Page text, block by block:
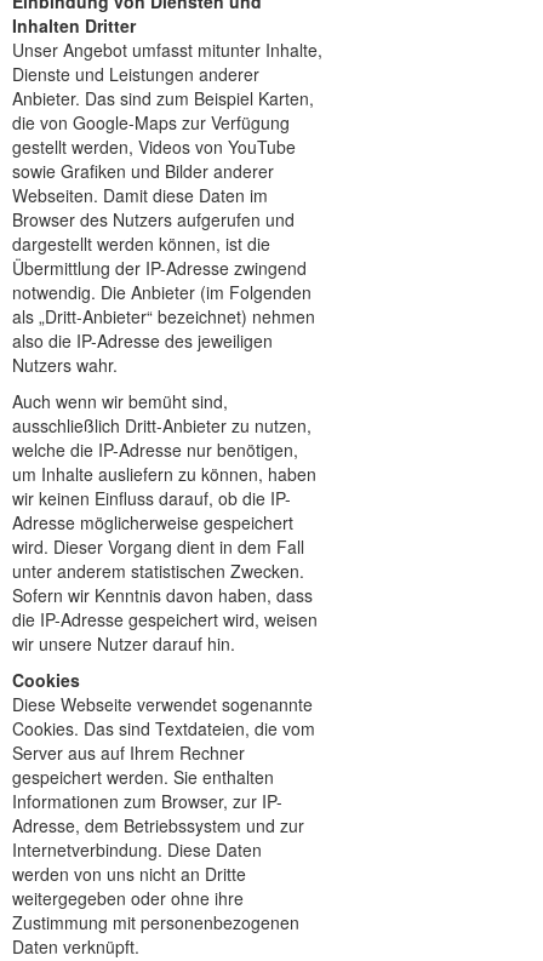
Inhalten Dritter
Unser Angebot umfasst mitunter Inhalte,
Dienste und Leistungen anderer
Anbieter. Das sind zum Beispiel Karten,
die von Google-Maps zur Verfügung
gestellt werden, Videos von YouTube
sowie Grafiken und Bilder anderer
Webseiten. Damit diese Daten im
Browser des Nutzers aufgerufen und
dargestellt werden können, ist die
Übermittlung der IP-Adresse zwingend
notwendig. Die Anbieter (im Folgenden
als „Dritt-Anbieter“ bezeichnet) nehmen
also die IP-Adresse des jeweiligen
Nutzers wahr.
Auch wenn wir bemüht sind,
ausschließlich Dritt-Anbieter zu nutzen,
welche die IP-Adresse nur benötigen,
um Inhalte ausliefern zu können, haben
wir keinen Einfluss darauf, ob die IP-
Adresse möglicherweise gespeichert
wird. Dieser Vorgang dient in dem Fall
unter anderem statistischen Zwecken.
Sofern wir Kenntnis davon haben, dass
die IP-Adresse gespeichert wird, weisen
wir unsere Nutzer darauf hin.
Cookies
Diese Webseite verwendet sogenannte
Cookies. Das sind Textdateien, die vom
Server aus auf Ihrem Rechner
gespeichert werden. Sie enthalten
Informationen zum Browser, zur IP-
Adresse, dem Betriebssystem und zur
Internetverbindung. Diese Daten
werden von uns nicht an Dritte
weitergegeben oder ohne ihre
Zustimmung mit personenbezogenen
Daten verknüpft.